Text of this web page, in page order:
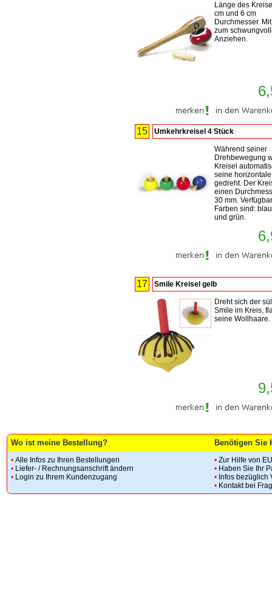
Länge des
cm und 6 cm
Durchmesser.
zum
Anziehen.
15 Umkehrkreisel 4 Stück
Während seiner
Drehbewegung
Kreisel
seine
gedreht. Der
einen
30 mm.
Farben sind:
und grün.
17 Smile Kreisel gelb
Dreht sich der
Smile im Kreis,
seine Wollhaare.
Wo ist meine Bestellung? Benötigen Sie
• Alle Infos zu Ihren Bestellungen
• Liefer- / Rechnungsanschrift ändern
• Login zu Ihrem Kundenzugang
• Zur Hilfe von
• Haben Sie Ihr
• Infos bezüglich
• Kontakt bei